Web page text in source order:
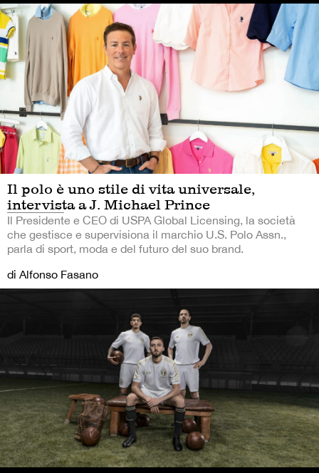
Il polo è uno stile di vita universale,
intervista a J. Michael Prince
Il Presidente e CEO di USPA Global Licensing, la società
che gestisce e supervisiona il marchio U.S. Polo Assn.,
parla di sport, moda e del futuro del suo brand.
di Alfonso Fasano